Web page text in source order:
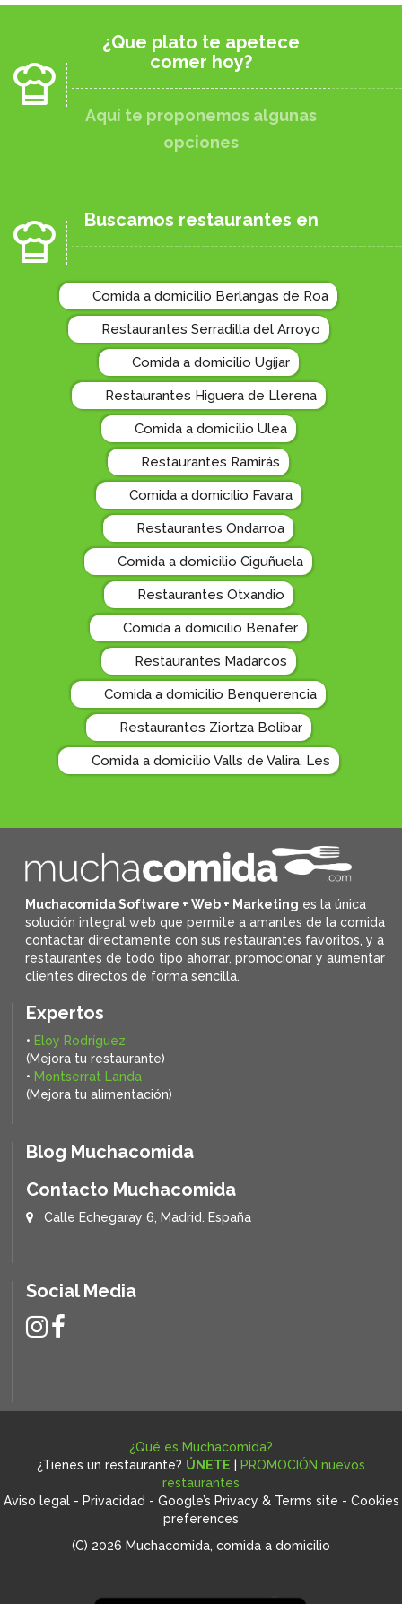
¿Que plato te apetece
comer hoy?
Aquí te proponemos algunas
opciones
Buscamos restaurantes en
Comida a domicilio Berlangas de Roa
Restaurantes Serradilla del Arroyo
Comida a domicilio Ugíjar
Restaurantes Higuera de Llerena
Comida a domicilio Ulea
Restaurantes Ramirás
Comida a domicilio Favara
Restaurantes Ondarroa
Comida a domicilio Ciguñuela
Restaurantes Otxandio
Comida a domicilio Benafer
Restaurantes Madarcos
Comida a domicilio Benquerencia
Restaurantes Ziortza Bolibar
Comida a domicilio Valls de Valira, Les
Muchacomida Software + Web + Marketing es la única
solución integral web que permite a amantes de la comida
contactar directamente con sus restaurantes favoritos, ya
restaurantes de todo tipo ahorrar, promocionar y aumentar
clientes directos de forma sencilla.
Expertos
• Eloy Rodríguez
(Mejora tu restaurante)
• Montserrat Landa
(Mejora tu alimentación)
Blog Muchacomida
Contacto Muchacomida
Calle Echegaray 6, Madrid. España
Social Media
¿Qué es Muchacomida?
¿Tienes un restaurante? ÚNETE
PROMOCIÓN nuevos
restaurantes
Aviso legal - Privacidad - Google’s Privacy & Terms site - Cookies
preferences
(C) 2026 Muchacomida, comida a domicilio